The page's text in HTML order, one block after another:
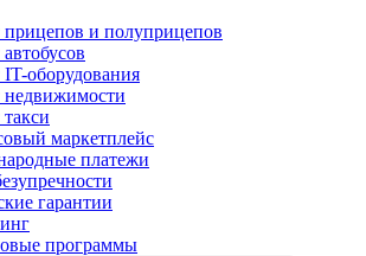
и полуприцепов
оборудования
недвижимости
маркетплейс
платежи
гарантии
программы